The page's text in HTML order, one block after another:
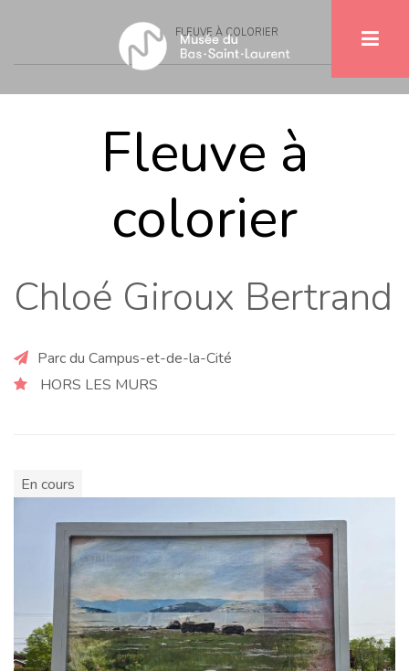
main
content
Breadcrumb FLEUVE À COLORIER
Fleuve à
colorier
Chloé Giroux Bertrand
Parc du Campus-et-de-la-Cité
HORS LES MURS
En cours